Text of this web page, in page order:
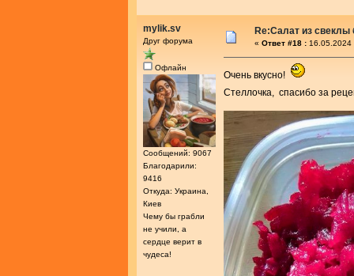
mylik.sv
Друг форума
Офлайн
Сообщений: 9067
Благодарили:
9416
Откуда: Украина,
Киев
Чему бы грабли
не учили, а
сердце верит в
чудеса!
Re:Салат из свеклы
« Ответ #18 : 16.05.2024
Очень вкусно!
Стеллочка, спасибо за